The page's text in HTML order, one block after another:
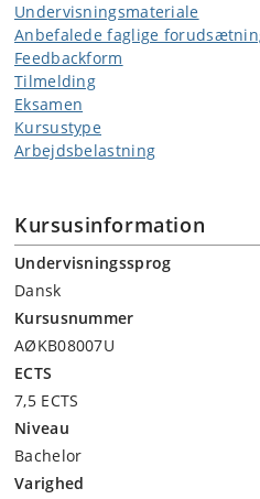
Undervisningsmateriale
Anbefalede faglige
Feedbackform
Tilmelding
Eksamen
Kursustype
Arbejdsbelastning
Kursusinformation
Undervisningssprog
Dansk
Kursusnummer
AØKB08007U
ECTS
7,5 ECTS
Niveau
Bachelor
Varighed